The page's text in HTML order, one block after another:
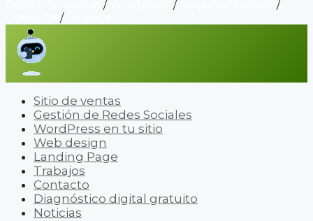
/ /
/
/
Sitio de ventas
Gestión de Redes Sociales
WordPress en tu sitio
Web design
Landing Page
Trabajos
Contacto
Diagnóstico digital gratuito
Noticias